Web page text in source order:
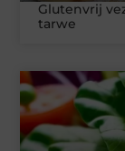
Glutenvrij
tarwe